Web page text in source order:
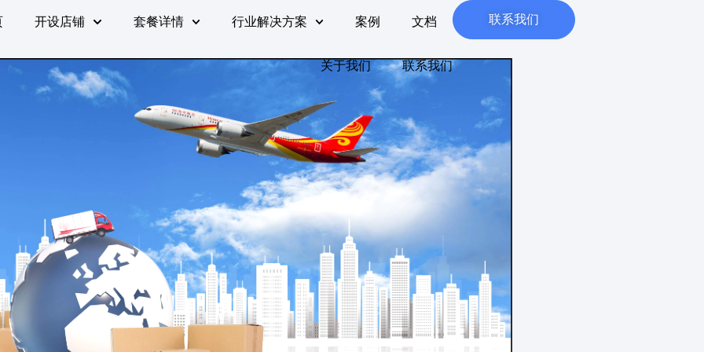
开设店铺 套餐详情 行业解决方案 案例 文档
关于我们 联系我们
联系我们